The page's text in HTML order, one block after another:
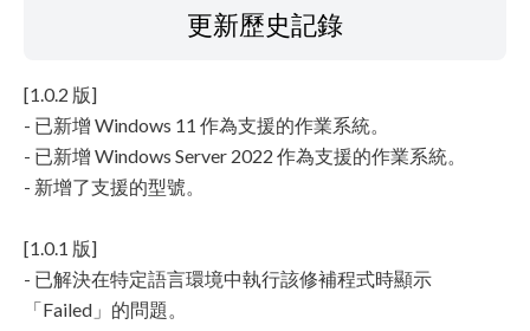
更新歷史記錄
[1.0.2 版]
- 已新增 Windows 11 作為支援的作業系統。
- 已新增 Windows Server 2022 作為支援的作業系統。
- 新增了支援的型號。
[1.0.1 版]
- 已解決在特定語言環境中執行該修補程式時顯示
「Failed」的問題。